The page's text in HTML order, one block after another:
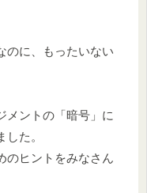
のに、もったいない
メントの「暗号」に
た。
のヒントをみなさん